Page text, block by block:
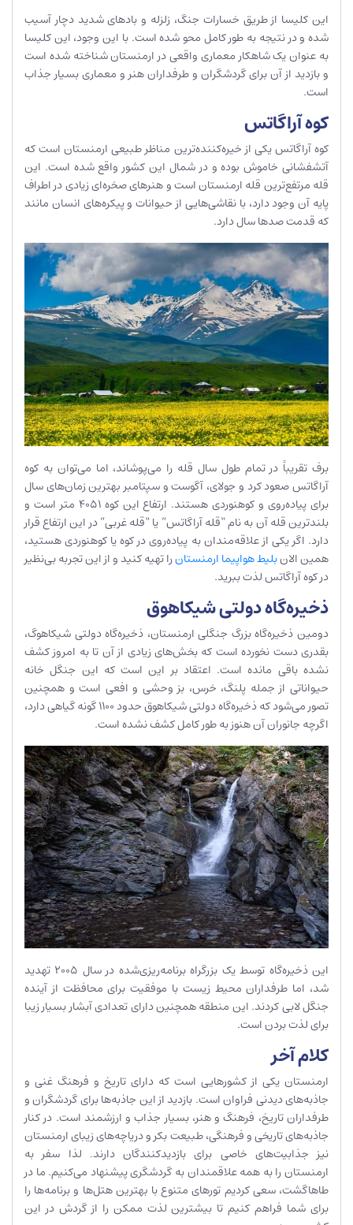
این کلیسا از طریق خسارات جنگ، زلزله و بادهای شدید دچار آسیب
شده و در نتیجه به طور کامل محو شده است. با این وجود، این کلیسا
به عنوان یک شاهکار معماری واقعی در ارمنستان شناخته شده است
و بازدید از آن برای گردشگران و طرفداران هنر و معماری بسیار جذاب
است.
کوه آراگاتس
کوه آراگاتس یکی از خیره‌کننده‌ترین مناظر طبیعی ارمنستان است که
آتشفشانی خاموش بوده و در شمال این کشور واقع شده است. این
قله مرتفع‌ترین قله ارمنستان است و هنرهای صخره‌ای زیادی در اطراف
پایه آن وجود دارد، با نقاشی‌هایی از حیوانات و پیکره‌های انسان مانند
که قدمت صدها سال دارد.
برف تقریباً در تمام طول سال قله را می‌پوشاند، اما می‌توان به کوه
آراگاتس صعود کرد و جولای، آگوست و سپتامبر بهترین زمان‌های سال
برای پیاده‌روی و کوهنوردی هستند. ارتفاع این کوه 4051 متر است و
بلندترین قله آن به نام “قله آراگاتس” یا “قله غربی” در این ارتفاع قرار
دارد. اگر یکی از علاقه‌مندان به پیاده‌روی در کوه یا کوهنوردی هستید،
همین الانبلیط هواپیما ارمنستانرا تهیه کنید و از این تجربه بی‌نظیر
در کوه آراگاتس لذت ببرید.
ذخیره‌گاه دولتی شیکاهوق
دومین ذخیره‌گاه بزرگ جنگلی ارمنستان، ذخیره‌گاه دولتی شیکاهوگ،
بقدری دست نخورده است که بخش‌های زیادی از آن تا به امروز کشف
نشده باقی مانده است. اعتقاد بر این است که این جنگل خانه
حیواناتی از جمله پلنگ، خرس، بز وحشی و افعی است و همچنین
تصور می‌شود که ذخیره‌گاه دولتی شیکاهوق حدود 1100 گونه گیاهی دارد،
اگرچه جانوران آن هنوز به طور کامل کشف نشده است.
این ذخیره‌گاه توسط یک بزرگراه برنامه‌ریزی‌شده در سال 2005 تهدید
شد، اما طرفداران محیط‌ زیست با موفقیت برای محافظت از آینده
جنگل لابی کردند. این منطقه همچنین دارای تعدادی آبشار بسیار زیبا
برای لذت بردن است.
کلام آخر
ارمنستان یکی از کشورهایی است که دارای تاریخ و فرهنگ غنی و
جاذبه‌های دیدنی فراوان است. بازدید از این جاذبه‌ها برای گردشگران و
طرفداران تاریخ، فرهنگ و هنر، بسیار جذاب و ارزشمند است. در کنار
جاذبه‌های تاریخی و فرهنگی، طبیعت بکر و دریاچه‌های زیبای ارمنستان
نیز جذابیت‌های خاصی برای بازدیدکنندگان دارند. لذا سفر به
ارمنستان را به همه علاقمندان به گردشگری پیشنهاد می‌کنیم. ما در
طاهاگشت، سعی کردیم تور‌های متنوع با بهترین هتل‌ها و برنامه‌ها را
برای شما فراهم کنیم تا بیشترین لذت ممکن را از گردش در این